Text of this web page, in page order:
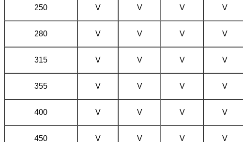
250 V V V V
280 V V V V
315 V V V V
355 V V V V
400 V V V V
450 V V V V